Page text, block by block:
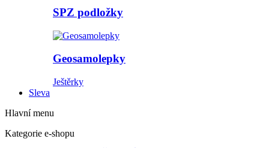
SPZ podložky
Geosamolepky
Ještěrky
Sleva
Hlavní menu
Kategorie e-shopu